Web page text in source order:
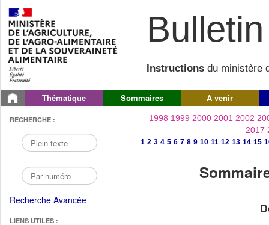
Instructions du ministère
Thématique Sommaires A venir
RECHERCHE :
Recherche Avancée
LIENS UTILES :
1998 1999 2000 2001 2002
2017
1 2 3 4 5 6 7 8 9 10 11 12 13 14 15